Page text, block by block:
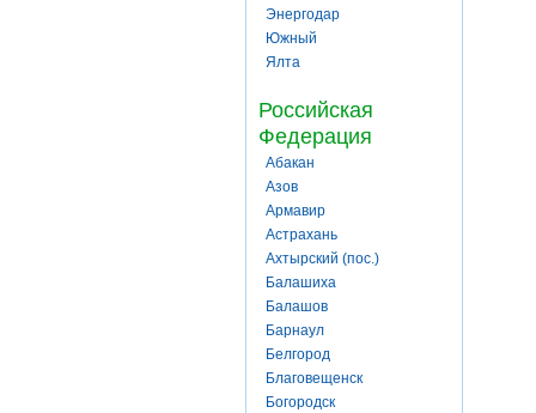
Энергодар
Южный
Ялта
Российская
Федерация
Абакан
Азов
Армавир
Астрахань
Ахтырский (пос.)
Балашиха
Балашов
Барнаул
Белгород
Благовещенск
Богородск